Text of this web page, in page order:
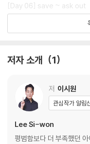
네이티브들은 결코 어려운 문
화 패턴들’로 문장을 만들어
[Day 06] save ~ ask out
[Day 07] have a date ~
[Day 08] take ~ look
[Day 11] check in ~
[Day 12] duty-free ~
[Day 13] head to ~ help
[Day 14] suit ~ perfect
저자 소개 1
저 이시원
관심작가 알림
Lee Si-won
평범함보다 더 부족했던